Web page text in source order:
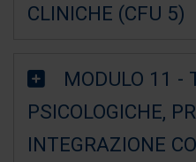
CLINICHE (CFU 5)
MODULO 11 -
PSICOLOGICHE,
INTEGRAZIONE